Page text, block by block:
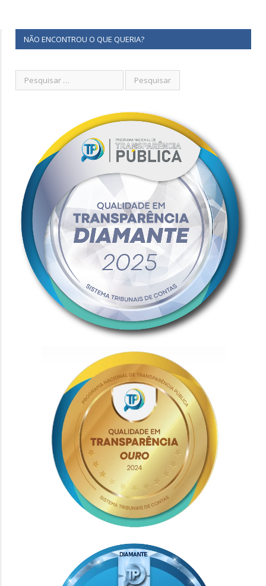
NÃO ENCONTROU O QUE QUERIA?